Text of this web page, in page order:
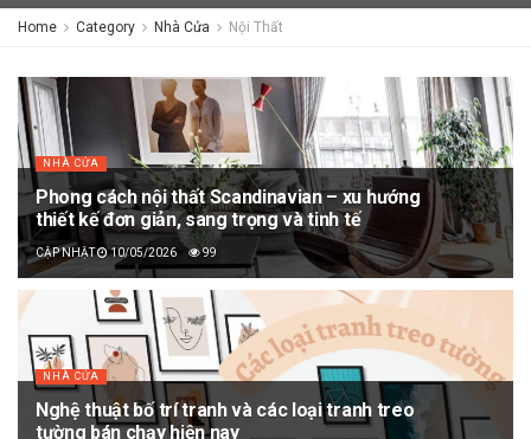
Home Category Nhà Cửa Nội Thất
NHÀ CỬA
Phong cách nội thất Scandinavian – xu hướng
thiết kế đơn giản, sang trọng và tinh tế
10/05/2026 99
NHÀ CỬA
Nghệ thuật bố trí tranh và các loại tranh treo
tường bán chạy hiện nay